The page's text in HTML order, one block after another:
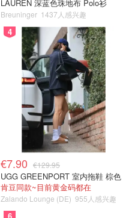
LAUREN 深蓝色珠地布 Polo衫
Breuninger 1437人感兴趣
4
€7.90 €129.95
UGG GREENPORT 室内拖鞋 棕色
肯豆同款~目前黄金码都在
Zalando Lounge (DE) 955人感兴趣